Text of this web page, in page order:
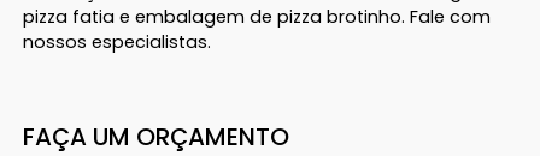
pizza fatia e embalagem de pizza brotinho. Fale com
nossos especialistas.
FAÇA UM ORÇAMENTO